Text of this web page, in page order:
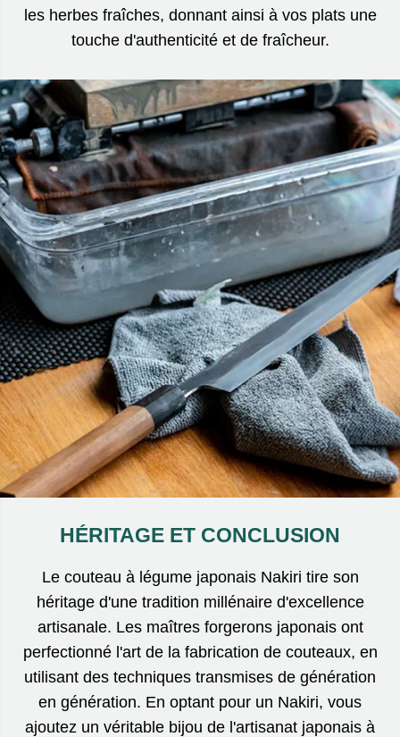
les herbes fraîches, donnant ainsi à vos plats une
touche d'authenticité et de fraîcheur.
HÉRITAGE ET CONCLUSION
Le couteau à légume japonais Nakiri tire son
héritage d'une tradition millénaire d'excellence
artisanale. Les maîtres forgerons japonais ont
perfectionné l'art de la fabrication de couteaux, en
utilisant des techniques transmises de génération
en génération. En optant pour un Nakiri, vous
ajoutez un véritable bijou de l'artisanat japonais à